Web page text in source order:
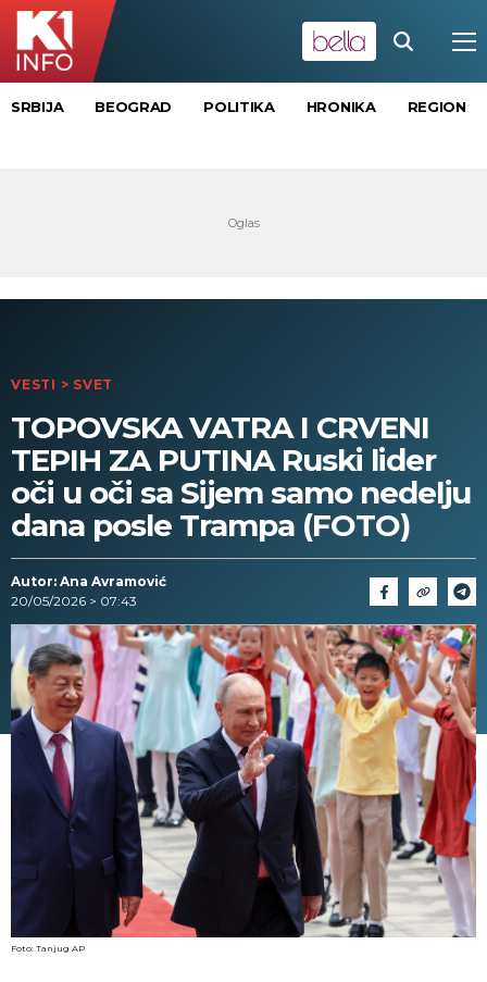
SRBIJA BEOGRAD POLITIKA HRONIKA REGION
VESTI > SVET
TOPOVSKA VATRA I CRVENI
TEPIH ZA PUTINA Ruski lider
oči u oči sa Sijem samo nedelju
dana posle Trampa (FOTO)
Autor: Ana Avramović
20/05/2026 > 07:43
Foto: Tanjug AP